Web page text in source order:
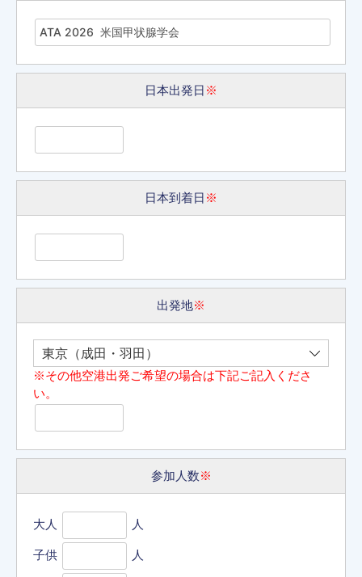
日本出発日 ※
日本到着日 ※
出発地※
※その他空港出発ご希望の場合は下記ご記入くださ
い。
参加人数※
大人 人
子供 人